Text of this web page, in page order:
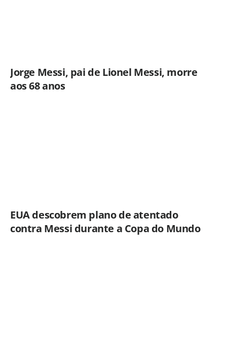
Jorge Messi, pai de Lionel Messi, morre
aos 68 anos
EUA descobrem plano de atentado
contra Messi durante a Copa do Mundo